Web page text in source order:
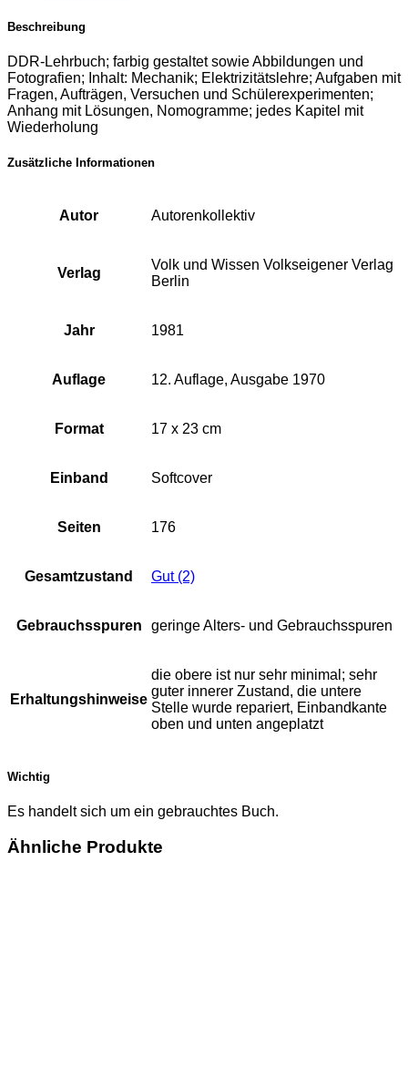
Beschreibung
DDR-Lehrbuch; farbig gestaltet sowie Abbildungen und
Fotografien; Inhalt: Mechanik; Elektrizitätslehre; Aufgaben mit
Fragen, Aufträgen, Versuchen und Schülerexperimenten;
Anhang mit Lösungen, Nomogramme; jedes Kapitel mit
Wiederholung
Zusätzliche Informationen
Autor Autorenkollektiv
Verlag
Volk und Wissen Volkseigener Verlag
Berlin
Jahr 1981
Auflage 12. Auflage, Ausgabe 1970
Format 17 x 23 cm
Einband Softcover
Seiten 176
Gesamtzustand Gut (2)
Gebrauchsspuren geringe Alters- und Gebrauchsspuren
Erhaltungshinweise
die obere ist nur sehr minimal; sehr
guter innerer Zustand, die untere
Stelle wurde repariert, Einbandkante
oben und unten angeplatzt
Wichtig
Es handelt sich um ein gebrauchtes Buch.
Ähnliche Produkte